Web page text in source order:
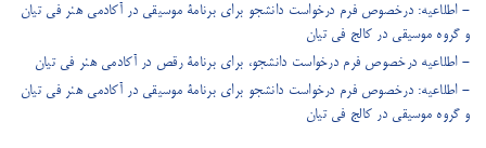
- اطلاعیه: درخصوص فرم درخواست دانشجو برای برنامۀ موسیقی در آکادمی هنر فی ‌تیان
و گروه موسیقی در کالج فی تیان
- اطلاعیه درخصوص فرم درخواست دانشجو، برای برنامۀ رقص در آکادمی هنر فی تیان
- اطلاعیه: درخصوص فرم درخواست دانشجو برای برنامۀ موسیقی در آکادمی هنر فی ‌تیان
و گروه موسیقی در کالج فی تیان